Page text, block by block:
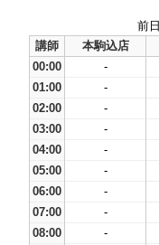
前日
講師
本駒込店
00:00
-
01:00
-
02:00
-
03:00
-
04:00
-
05:00
-
06:00
-
07:00
-
08:00
-